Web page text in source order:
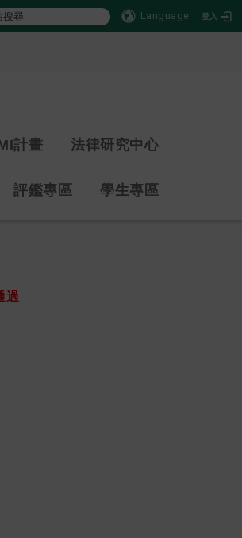
Language 登入
計畫 法律研究中心
評鑑專區 學生專區
過